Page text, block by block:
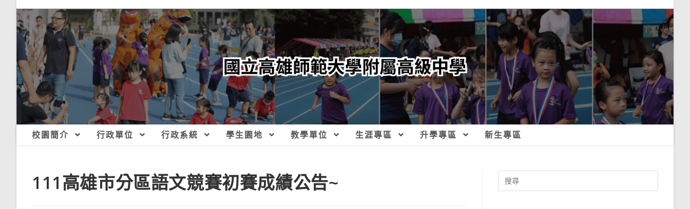
校園簡介 行政單位 行政系統 學生園地 教學單位 生涯專區 升學專區 新生專區
111高雄市分區語文競賽初賽成績公告~
Search
for: